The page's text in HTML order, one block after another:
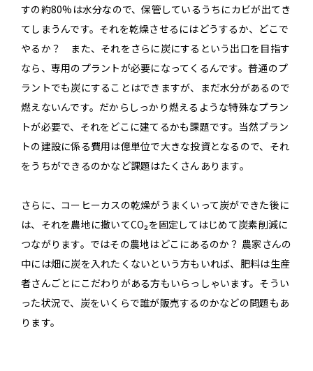
すの約80%は水分なので、保管しているうちにカビが出てき
てしまうんです。それを乾燥させるにはどうするか、どこで
やるか？ また、それをさらに炭にするという出口を目指す
なら、専用のプラントが必要になってくるんです。普通のプ
ラントでも炭にすることはできますが、まだ水分があるので
燃えないんです。だからしっかり燃えるような特殊なプラン
トが必要で、それをどこに建てるかも課題です。当然プラン
トの建設に係る費用は億単位で大きな投資となるので、それ
をうちができるのかなど課題はたくさんあります。
さらに、コーヒーカスの乾燥がうまくいって炭ができた後に
は、それを農地に撒いてCO₂を固定してはじめて炭素削減に
つながります。ではその農地はどこにあるのか？ 農家さんの
中には畑に炭を入れたくないという方もいれば、肥料は生産
者さんごとにこだわりがある方もいらっしゃいます。そうい
った状況で、炭をいくらで誰が販売するのかなどの問題もあ
ります。